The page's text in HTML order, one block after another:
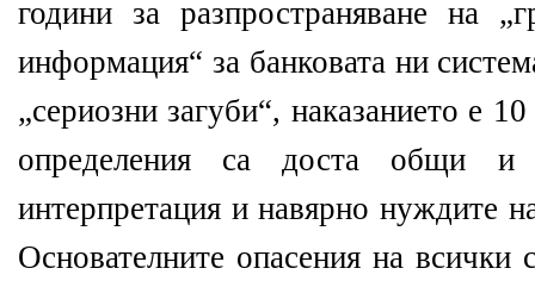
години за разпространяване на
информация“ за банковата ни
„сериозни загуби“, наказанието е
определения са доста общи и
интерпретация и навярно нуждите
Основателните опасения на всички